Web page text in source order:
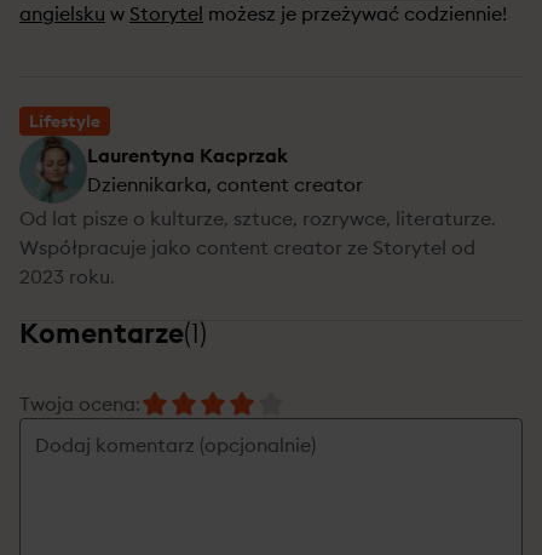
angielsku w Storytel możesz je przeżywać codziennie!
Lifestyle
Laurentyna Kacprzak
Dziennikarka, content creator
Od lat pisze o kulturze, sztuce, rozrywce, literaturze.
Współpracuje jako content creator ze Storytel od
2023 roku.
Komentarze(1)
Twoja ocena: